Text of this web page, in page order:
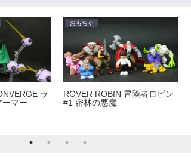
ラ
ーマー
おもちゃ
ROVER ROBIN 冒険者ロビン
#1 密林の悪魔